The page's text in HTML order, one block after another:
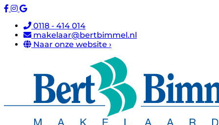
0118 - 414 014
makelaar@bertbimmel.nl
Naar onze website ›